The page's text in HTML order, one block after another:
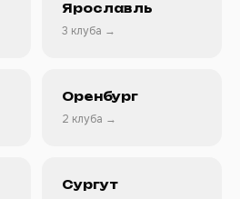
Ярославль
3 клуба →
Оренбург
2 клуба →
Сургут